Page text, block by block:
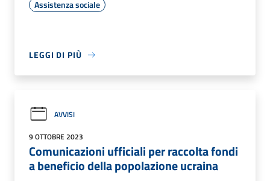
Assistenza sociale
LEGGI DI PIÙ
AVVISI
9 OTTOBRE 2023
Comunicazioni ufficiali per raccolta fondi
a beneficio della popolazione ucraina